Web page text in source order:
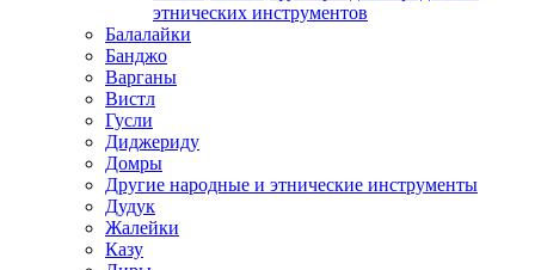
этнических инструментов
Балалайки
Банджо
Варганы
Вистл
Гусли
Диджериду
Домры
Другие народные и этнические инструменты
Дудук
Жалейки
Казу